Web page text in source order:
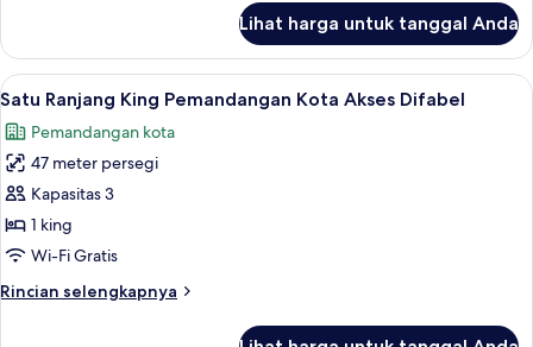
pemandangan
pelabuhan
Kamar,
Tempat
King,
akses
pemandangan
pelabuhan
Lihat harga untuk tanggal Anda
Lihat
semua
foto
untuk
Satu
Ranjang
King
Kota
3
Satu Ranjang King Pemandangan Kota Akses Difabel
Pemandangan kota
47 meter persegi
Kapasitas 3
1 king
Wi-Fi Gratis
Rincian selengkapnya
Rincian